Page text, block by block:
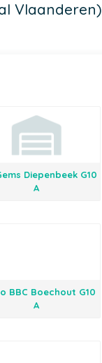
Vlaanderen)
Diepenbeek G10
A
BBC Boechout G10
A